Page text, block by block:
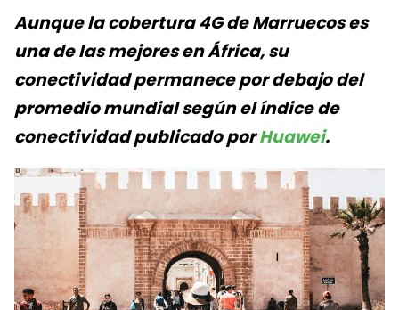
Aunque la cobertura 4G de Marruecos es
una de las mejores en África, su
conectividad permanece por debajo del
promedio mundial según el índice de
conectividad publicado porHuawei.